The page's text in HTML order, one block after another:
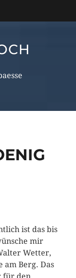
ist das bis
mir
Wetter,
am Berg. Das